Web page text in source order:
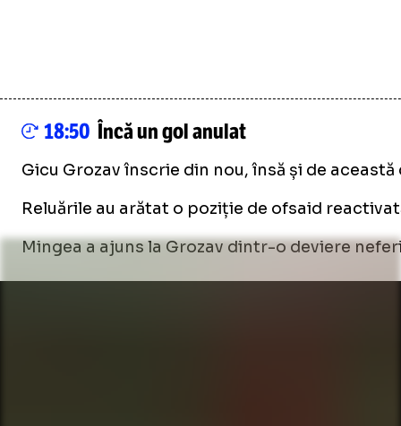
18:50 Încă un gol anulat
Gicu Grozav înscrie din nou, însă și de
Reluările au arătat o poziție de ofsaid
Mingea a ajuns la Grozav dintr-o deviere